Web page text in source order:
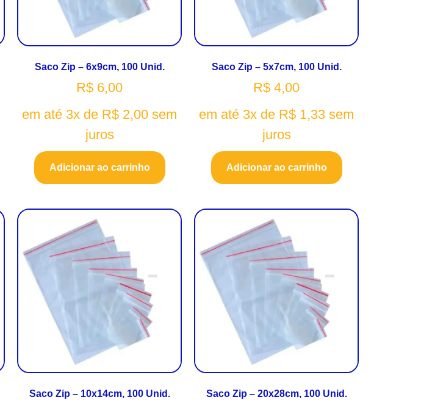
Saco Zip – 6x9cm, 100 Unid.
R$ 6,00
em até 3x de R$ 2,00 sem
juros
Adicionar ao carrinho
Saco Zip – 5x7cm, 100 Unid.
R$ 4,00
em até 3x de R$ 1,33 sem
juros
Adicionar ao carrinho
Saco Zip – 10x14cm, 100 Unid. Saco Zip – 20x28cm, 100 Unid.